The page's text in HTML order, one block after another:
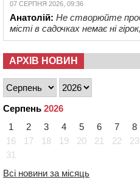
07 СЕРПНЯ 2026, 09:36
Анатолій: Не створюйте
місті в садочках немає ні
АРХІВ НОВИН
Серпень 2026
1
2 3 4 5 6 7 8
16
17 18 19 20 21 22 23
31
Всі новини за місяць